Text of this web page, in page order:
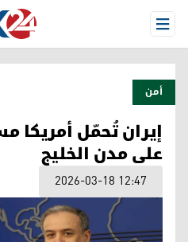
Open Menu
أمن
إيران تُحمّل أمريكا
على مدن الخليج
2026-03-18 12:47